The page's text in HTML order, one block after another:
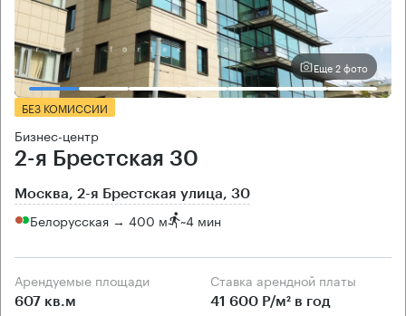
Еще 2 фото
БЕЗ КОМИССИИ
Бизнес-центр
2-я Брестская 30
Москва, 2-я Брестская улица, 30
Белорусская → 400 м ~4 мин
Арендуемые площади
607 кв.м
Ставка арендной платы
41 600 Р/м² в год